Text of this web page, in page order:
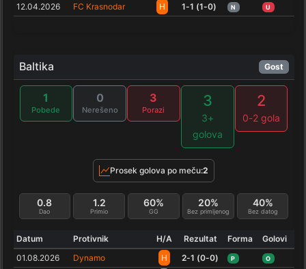
12.04.2026 FC Krasnodar H 1-1 (1-0) N U
Baltika Gost
1
Pobede
0
Nerešeno
3
Porazi
3
3+
golova
2
0-2 gola
Prosek golova po meču:2
Dao
0.8
Primio
1.2
GG
60%
Bez primljenog
20%
Bez datog
40%
Datum Protivnik H/A Rezultat Forma
Golovi
01.08.2026
Dynamo H 2-1 (0-0) P O